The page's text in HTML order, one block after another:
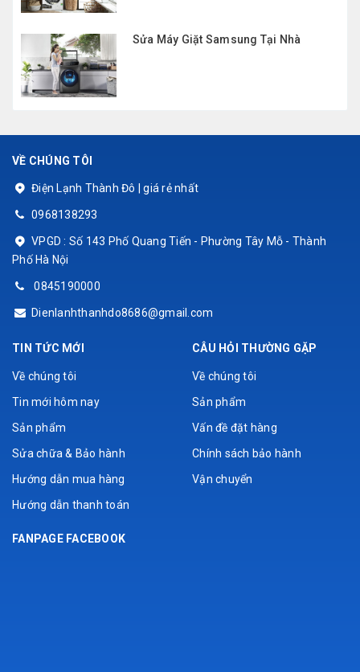
Sửa Máy Giặt Samsung Tại Nhà
VỀ CHÚNG TÔI
Điện Lạnh Thành Đô | giá rẻ nhất
0968138293
VPGD : Số 143 Phố Quang Tiến - Phường Tây Mỗ - Thành
Phố Hà Nội
0845190000
Dienlanhthanhdo8686@gmail.com
TIN TỨC MỚI
Về chúng tôi
Tin mới hôm nay
Sản phẩm
Sửa chữa & Bảo hành
Hướng dẫn mua hàng
Hướng dẫn thanh toán
CÂU HỎI THƯỜNG GẶP
Về chúng tôi
Sản phẩm
Vấn đề đặt hàng
Chính sách bảo hành
Vận chuyển
FANPAGE FACEBOOK